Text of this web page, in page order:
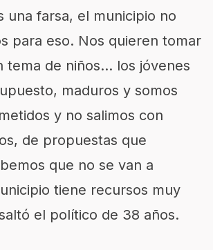
una farsa, el municipio no
para eso. Nos quieren tomar
tema de niños… los jóvenes
maduros y somos
y no salimos con
de propuestas que
que no se van a
tiene recursos muy
el político de 38 años.